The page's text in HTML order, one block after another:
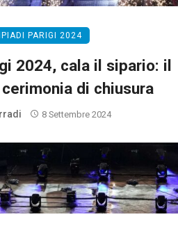
PARIGI 2024
2024, cala il sipario: il
di chiusura
8 Settembre 2024